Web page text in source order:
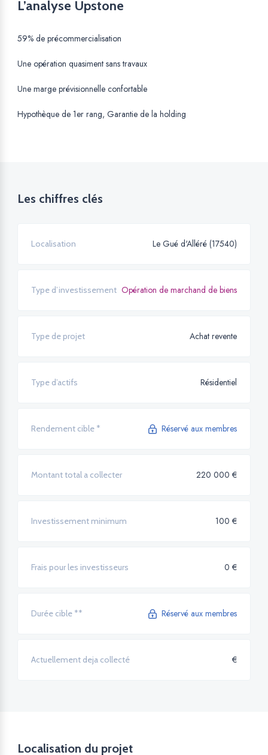
L’analyse Upstone
59% de précommercialisation
Une opération quasiment sans travaux
Une marge prévisionnelle confortable
Hypothèque de 1er rang, Garantie de la holding
Les chiffres clés
Localisation Le Gué d'Alléré (17540)
Type d’investissement Opération de marchand de biens
Type de projet Achat revente
Type d’actifs Résidentiel
Rendement cible * Réservé aux membres
Montant total a collecter 220 000 €
Investissement minimum 100 €
Frais pour les investisseurs 0 €
Durée cible ** Réservé aux membres
Actuellement deja collecté €
Localisation du projet